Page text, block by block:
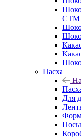
СТМ
Пасха
Для